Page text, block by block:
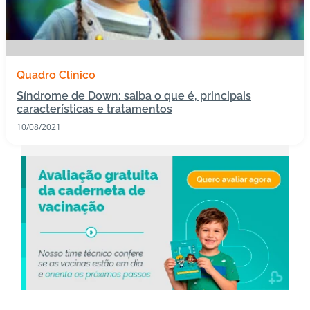
I
u
n
o
bi
gi
c
o
Pl
a
n
Quadro Clínico
Síndrome de Down: saiba o que é, principais
características e tratamentos
10/08/2021